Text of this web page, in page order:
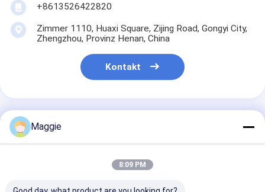
+8613526422820
Zimmer 1110, Huaxi Square, Zijing Road, Gongyi City,
Zhengzhou, Provinz Henan, China
Kontakt
Erhalten Sie Den Besten Preis Für
Maschine zum Trocknen
Maggie
8:09 PM